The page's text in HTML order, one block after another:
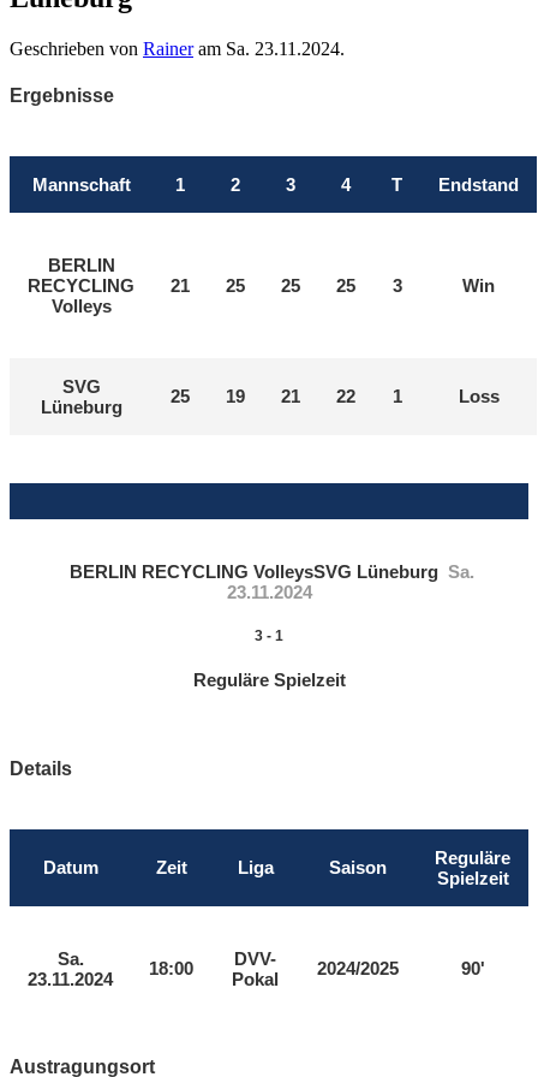
Geschrieben von Raineram Sa. 23.11.2024.
Ergebnisse
Mannschaft 1 2 3 4 T Endstand
BERLIN
RECYCLING
Volleys
21 25 25 25 3 Win
SVG
Lüneburg
25 19 21 22 1 Loss
BERLIN RECYCLING VolleysSVG Lüneburg Sa.
23.11.2024
3 - 1
Reguläre Spielzeit
Details
Datum Zeit Liga Saison
Reguläre
Spielzeit
Sa.
23.11.2024
18:00
DVV-
Pokal
2024/2025 90'
Austragungsort